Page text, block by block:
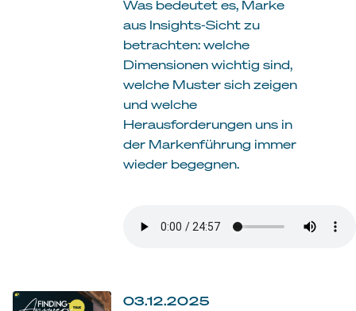
Was bedeutet es, Marke
aus Insights-Sicht zu
betrachten: welche
Dimensionen wichtig sind,
welche Muster sich zeigen
und welche
Herausforderungen uns in
der Markenführung immer
wieder begegnen.
03.12.2025